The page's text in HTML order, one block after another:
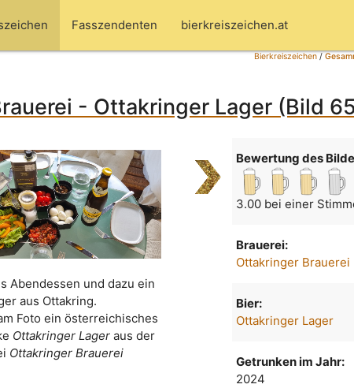
Fasszendenten bierkreiszeichen.at
Bierkreiszeichen/
- Ottakringer Lager (Bild
Abendessen und dazu ein
aus Ottakring.
Foto ein österreichisches
Ottakringer Lageraus der
Ottakringer Brauerei
Bewertung des
3.00 bei einer
Brauerei:
Ottakringer Brauerei
Bier:
Ottakringer Lager
Getrunken im Jahr:
2024